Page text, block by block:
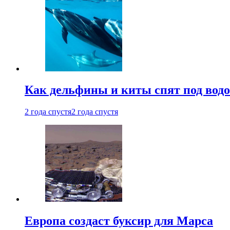
Как дельфины и киты спят под
2 года спустя2 года спустя
Европа создаст буксир для Марса